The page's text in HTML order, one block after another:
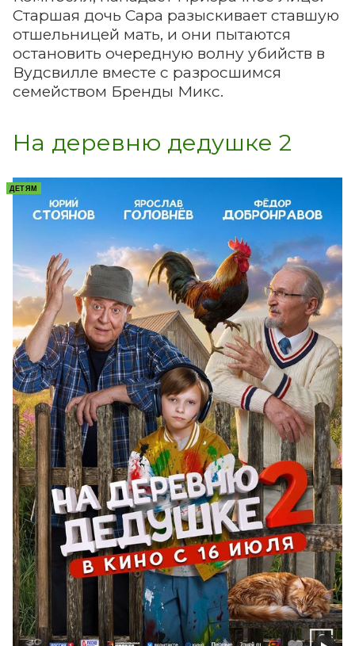
Старшая дочь Сара разыскивает ставшую
отшельницей мать, и они пытаются
остановить очередную волну убийств в
Вудсвилле вместе с разросшимся
семейством Бренды Микс.
На деревню дедушке 2
ДЕТЯМ